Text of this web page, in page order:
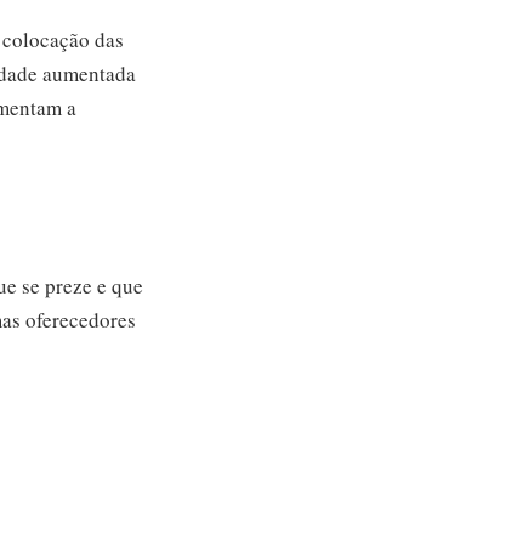
das
aumentada
a
se preze e que
oferecedores